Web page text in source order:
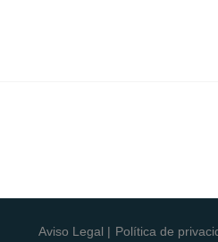
Aviso Legal | Política de